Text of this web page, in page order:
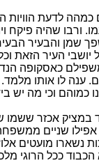
לדעת הוויות
ורבו שהיה פיקח
שפך שמן והבעיר
העיר הזאת
כאסקופה
ענה לו אותו
כמוהם וכי מה יש
אכזר ששמו
אפילו שניים
נשארו מועטים
ככל הרוגי